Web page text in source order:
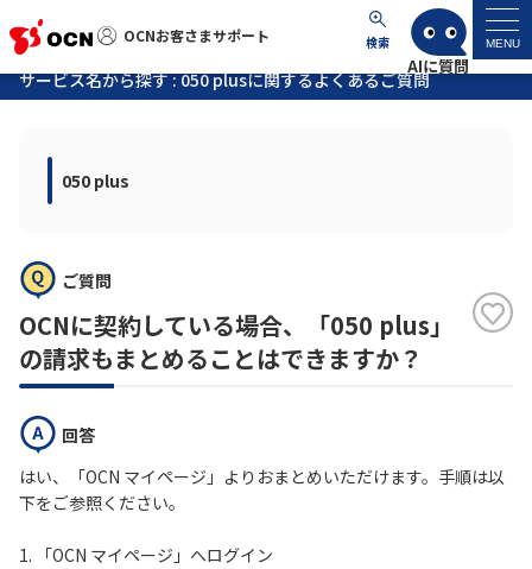
OCNお客さまサポート 検索 MENU
OCNお客さまサポート
マイページ
サポートトップ
よくあるご質問
工事・故障情報
サービス名から探す : 050 plusに関するよくあるご質問
050 plus
ご質問
OCNに契約している場合、「050 plus」
の請求もまとめることはできますか？
回答
はい、「OCN マイページ」よりおまとめいただけます。手順は以
下をご参照ください。
1. 「OCN マイページ」へログイン